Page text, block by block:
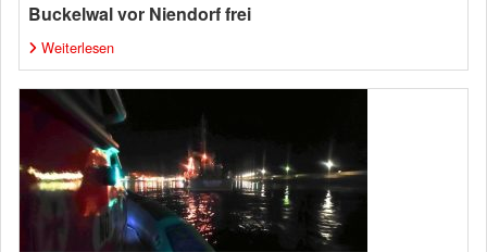
Buckelwal vor Niendorf frei
Weiterlesen